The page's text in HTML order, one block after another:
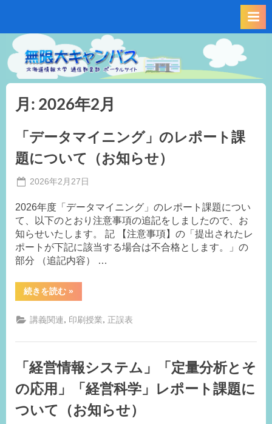
content
月: 2026年2月
「データマイニング」のレポート課
題について（お知らせ）
Posted
2026年2月27日
務
局
K.I
2026年度「データマイニング」のレポート課題につい
て、以下のとおり注意事項の追記をしましたので、お
知らせいたします。 記 【注意事項】の「提出されたレ
ポートが下記に該当する場合は不合格とします。」の
部分 （追記内容） …
続きを読む“「デ
ー
マ
イ
ン
の
レ
ポ
題
に
»
講義関連, 印刷授業, 正誤表
「経営情報システム」「定量分析とそ
の応用」「経営科学」レポート課題に
ついて（お知らせ）